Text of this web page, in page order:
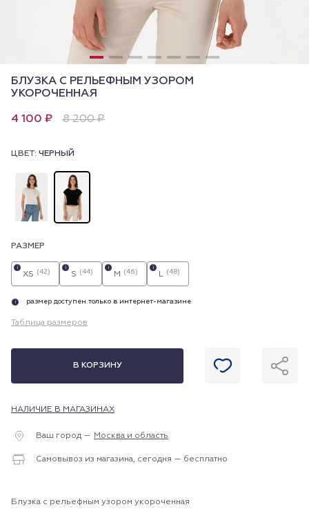
БЛУЗКА С РЕЛЬЕФНЫМ УЗОРОМ
УКОРОЧЕННАЯ
4 100 ₽ 8 200 ₽
ЦВЕТ: ЧЕРНЫЙ
РАЗМЕР
XS (42)
i
S (44)
i
M (46)
i
L (48)
i
i размер доступен только в интернет-магазине
Таблица размеров
В КОРЗИНУ
НАЛИЧИЕ В МАГАЗИНАХ
Ваш город — Москва и область
Самовывоз из магазина, сегодня — бесплатно
Блузка с рельефным узором укороченная